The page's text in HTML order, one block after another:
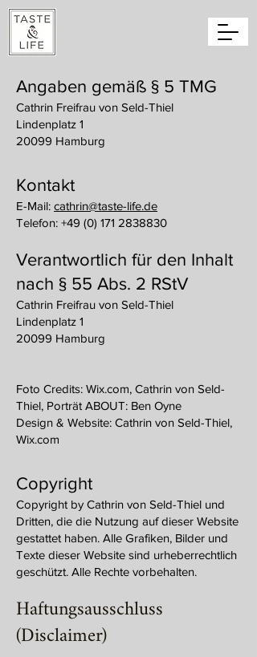
Angaben gemäß § 5 TMG
Cathrin Freifrau von Seld-Thiel
Lindenplatz 1
20099 Hamburg
Kontakt
E-Mail: cathrin@taste-life.de
Telefon: +49 (0) 171 2838830
Verantwortlich für den Inhalt
nach § 55 Abs. 2 RStV
Cathrin Freifrau von Seld-Thiel
Lindenplatz 1
20099 Hamburg
Foto Credits: Wix.com, Cathrin von Seld-
Thiel, Porträt ABOUT: Ben Oyne
Design & Website: Cathrin von Seld-Thiel,
Wix.com
Copyright
Copyright by Cathrin von Seld-Thiel und
Dritten, die die Nutzung auf dieser Website
gestattet haben. Alle Grafiken, Bilder und
Texte dieser Website sind urheberrechtlich
geschützt. Alle Rechte vorbehalten.
Haftungsausschluss
(Disclaimer)